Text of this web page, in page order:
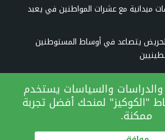
ميدانية مع عشرات المواطنين في يعبد
يتصاعد في أوساط المستوطنين
والدراسات والسياسات يستخدم
"الكوكيز" لمنحك أفضل تجربة
ممكنة.